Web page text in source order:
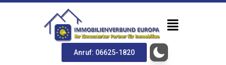
Anruf: 06625-1820